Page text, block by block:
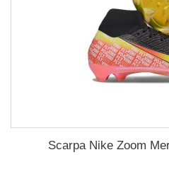
Scarpa Nike Zoom